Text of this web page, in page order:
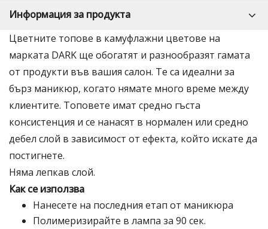
Информация за продукта
Цветните топове в камуфлажни цветове на
марката DARK ще обогатят и разнообразят гамата
от продукти във вашия салон. Те са идеални за
бърз маникюр, когато нямате много време между
клиентите. Топовете имат средно гъста
консистенция и се нанасят в нормален или средно
дебел слой в зависимост от ефекта, който искате да
постигнете.
Няма лепкав слой.
Как се използва
Нанесете на последния етап от маникюра
Полимеризирайте в лампа за 90 сек.